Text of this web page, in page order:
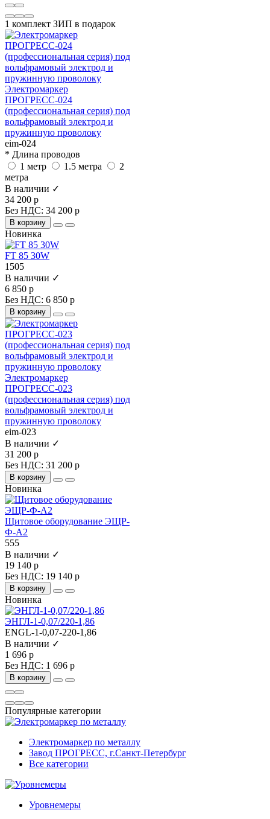
1 комплект ЗИП в подарок
Электромаркер
ПРОГРЕСС-024
(профессиональная серия) под
вольфрамовый электрод и
пружинную проволоку
eim-024
* Длина проводов
1 метр
1.5 метра
2
метра
В наличии ✓
34 200 р
Без НДС: 34 200 р
В корзину
Новинка
FT 85 30W
1505
В наличии ✓
6 850 р
Без НДС: 6 850 р
В корзину
Электромаркер
ПРОГРЕСС-023
(профессиональная серия) под
вольфрамовый электрод и
пружинную проволоку
eim-023
В наличии ✓
31 200 р
Без НДС: 31 200 р
В корзину
Новинка
Щитовое оборудование ЭЩР-
Ф-А2
555
В наличии ✓
19 140 р
Без НДС: 19 140 р
В корзину
Новинка
ЭНГЛ-1-0,07/220-1,86
ENGL-1-0,07-220-1,86
В наличии ✓
1 696 р
Без НДС: 1 696 р
В корзину
Популярные категории
Электромаркер по металлу
Завод ПРОГРЕСС, г.Санкт-Петербург
Все категории
Уровнемеры